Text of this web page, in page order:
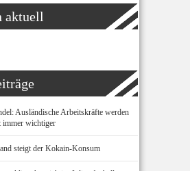
aktuell
Ausländische Arbeitskräfte werden
immer wichtiger
steigt der Kokain-Konsum